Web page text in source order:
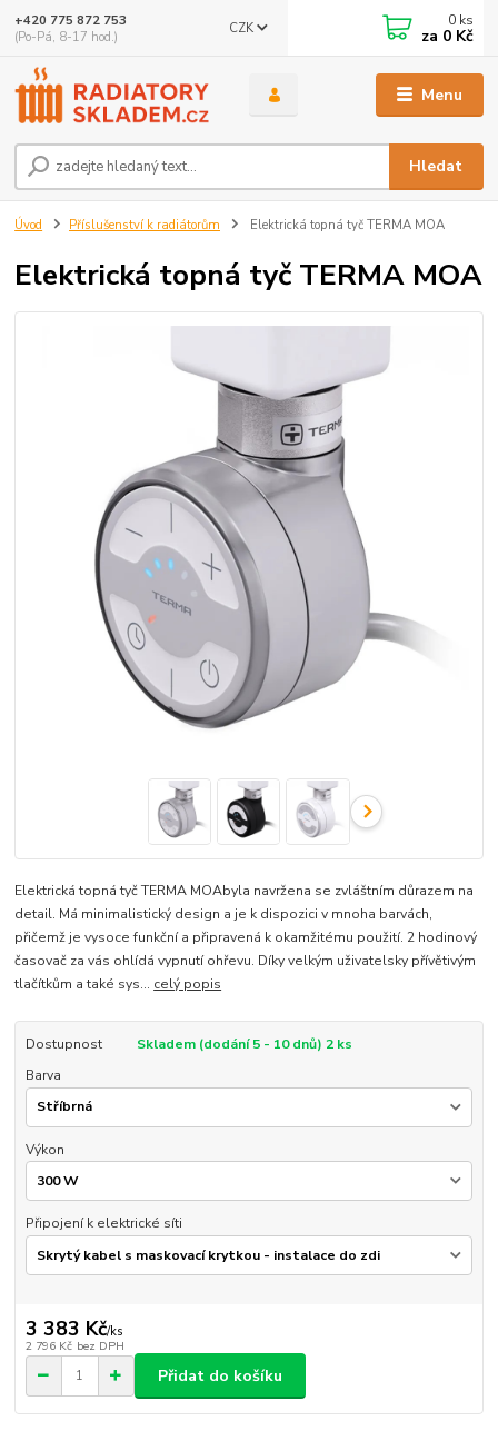
Menu
CZK
Hledat
+420 775 872 753
(Po-Pá, 8-17 hod.)
0 ks
za 0 Kč
Úvod Příslušenství k radiátorům Elektrická topná tyč TERMA MOA
Elektrická topná tyč TERMA MOA
Elektrická topná tyč TERMA MOAbyla navržena se zvláštním důrazem na
detail. Má minimalistický design a je k dispozici v mnoha barvách,
přičemž je vysoce funkční a připravená k okamžitému použití. 2 hodinový
časovač za vás ohlídá vypnutí ohřevu. Díky velkým uživatelsky přívětivým
tlačítkům a také sys... celý popis
Dostupnost
Skladem (dodání 5 - 10 dnů) 2 ks
Barva
Výkon
Připojení k elektrické síti
3 383 Kč/ks
2 796 Kč bez DPH
Přidat do košíku